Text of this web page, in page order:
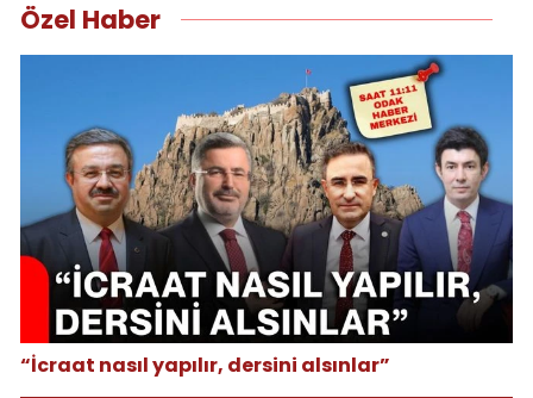
Özel Haber
“İcraat nasıl yapılır, dersini alsınlar”